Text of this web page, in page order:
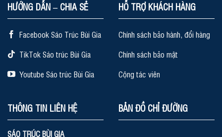
HƯỚNG DẪN – CHIA SẺ
Facebook Sáo Trúc Bùi Gia
TikTok Sáo trúc Bùi Gia
Youtube Sáo trúc Bùi Gia
HỖ TRỢ KHÁCH HÀNG
Chính sách bảo hành, đổi hàng
Chính sách bảo mật
Cộng tác viên
THÔNG TIN LIÊN HỆ
SÁO TRÚC BÙI GIA
BẢN ĐỒ CHỈ ĐƯỜNG